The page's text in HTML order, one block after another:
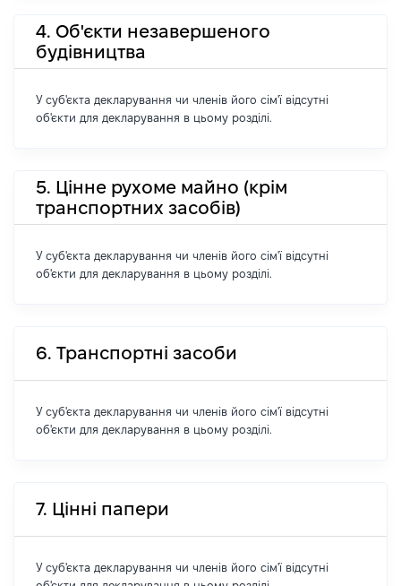
4. Об'єкти незавершеного
будівництва
У суб'єкта декларування чи членів його сім'ї відсутні
об'єкти для декларування в цьому розділі.
5. Цінне рухоме майно (крім
транспортних засобів)
У суб'єкта декларування чи членів його сім'ї відсутні
об'єкти для декларування в цьому розділі.
6. Транспортні засоби
У суб'єкта декларування чи членів його сім'ї відсутні
об'єкти для декларування в цьому розділі.
7. Цінні папери
У суб'єкта декларування чи членів його сім'ї відсутні